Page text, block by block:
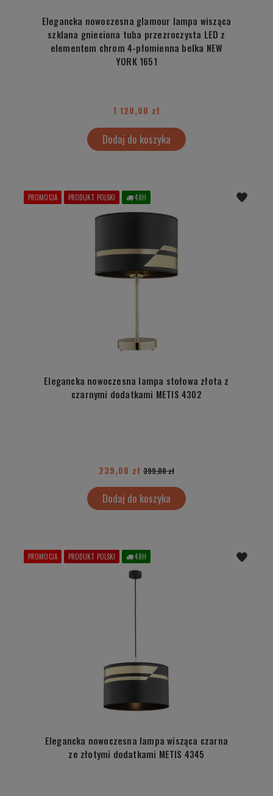
Elegancka nowoczesna glamour lampa wisząca
szklana gnieciona tuba przezroczysta LED z
elementem chrom 4-płomienna belka NEW
YORK 1651
1 120,00 zł
Dodaj do koszyka
Elegancka nowoczesna lampa stołowa złota z
czarnymi dodatkami METIS 4302
239,00 zł 399,00 zł
Dodaj do koszyka
PROMOCJA PRODUKT POLSKI 48H
Elegancka nowoczesna lampa wisząca czarna
ze złotymi dodatkami METIS 4345
PROMOCJA PRODUKT POLSKI 48H